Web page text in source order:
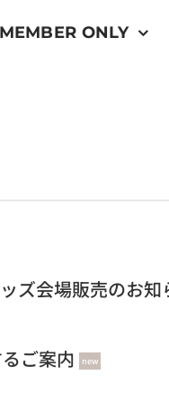
MEMBER ONLY
ズ会場販売のお知
ご案内 new